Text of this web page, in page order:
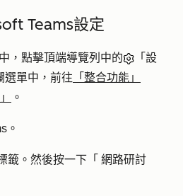
Teams設定
，點擊頂端導覽列中的
「設
選單中，前往 「整合功能」
。
。
籤。然後按一下「 網路研討